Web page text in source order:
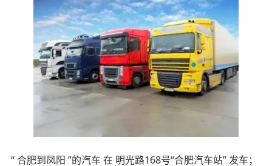
“ 合肥到凤阳 ”的汽车 在 明光路168号“合肥汽车站” 发车；